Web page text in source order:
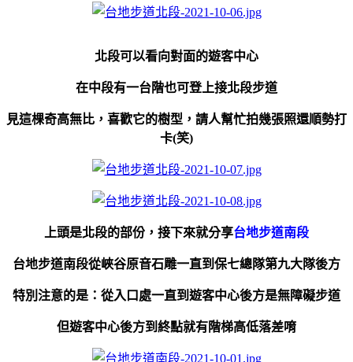
北段可以看向對面的遊客中心
在中段有一台階也可登上接北段步道
見這棵奇高無比，喜歡它的樹型，請人幫忙拍幾張照還順勢打
卡(笑)
上頭是北段的部份，接下來就分享台地步道南段
台地步道南段從峽谷原音石雕一直到保七總隊第九大隊後方
特別注意的是： 從入口處一直到遊客中心後方是無障礙步道
但遊客中心後方到終點就有階梯高低落差唷